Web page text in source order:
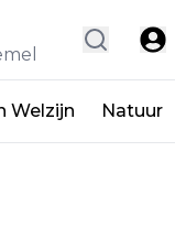
Welzijn Natuur